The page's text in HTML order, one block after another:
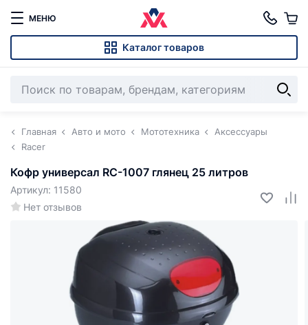
МЕНЮ
Каталог товаров
Главная Авто и мото Мототехника
Аксессуары
Racer
Кофр универсал RC-1007 глянец 25 литров
Нет отзывов
Артикул: 11580